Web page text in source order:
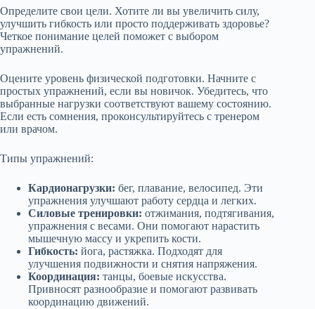
Определите свои цели. Хотите ли вы увеличить силу,
улучшить гибкость или просто поддерживать здоровье?
Четкое понимание целей поможет с выбором
упражнений.
Оцените уровень физической подготовки. Начните с
простых упражнений, если вы новичок. Убедитесь, что
выбранные нагрузки соответствуют вашему состоянию.
Если есть сомнения, проконсультируйтесь с тренером
или врачом.
Типы упражнений:
Кардионагрузки: бег, плавание, велосипед. Эти
упражнения улучшают работу сердца и легких.
Силовые тренировки: отжимания, подтягивания,
упражнения с весами. Они помогают нарастить
мышечную массу и укрепить кости.
Гибкость: йога, растяжка. Подходят для
улучшения подвижности и снятия напряжения.
Координация: танцы, боевые искусства.
Привносят разнообразие и помогают развивать
координацию движений.